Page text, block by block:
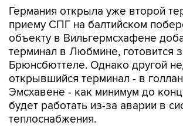
Германия открыла уже второй
приему СПГ на балтийском
объекту в Вильгермсхафене
терминал в Любмине, готовится
Брюнсбюттеле. Однако другой
открывшийся терминал - в
Эмсхавене - как минимум до
будет работать из-за аварии в
теплоснабжения.